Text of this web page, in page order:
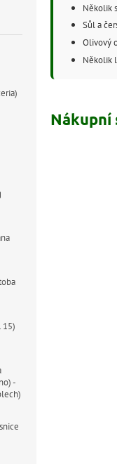
15)
-
Několik
Sůl a
Olivový
Několik
Nákupní